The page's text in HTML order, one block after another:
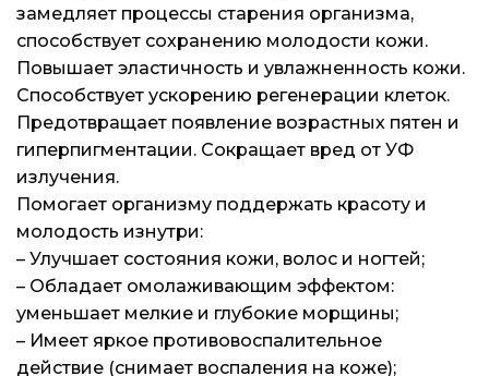
замедляет процессы старения организма,
способствует сохранению молодости кожи.
Повышает эластичность и увлажненность кожи.
Способствует ускорению регенерации клеток.
Предотвращает появление возрастных пятен и
гиперпигментации. Сокращает вред от УФ
излучения.
Помогает организму поддержать красоту и
молодость изнутри:
– Улучшает состояния кожи, волос и ногтей;
– Обладает омолаживающим эффектом:
уменьшает мелкие и глубокие морщины;
– Имеет яркое противовоспалительное
действие (снимает воспаления на коже);
Блог
Блог
Блог